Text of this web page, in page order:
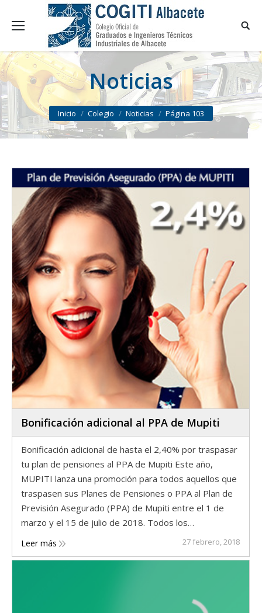
Noticias
You are here:
Inicio Colegio Noticias Página 103
Bonificación adicional al PPA de Mupiti
Bonificación adicional de hasta el 2,40% por traspasar
tu plan de pensiones al PPA de Mupiti Este año,
MUPITI lanza una promoción para todos aquellos que
traspasen sus Planes de Pensiones o PPA al Plan de
Previsión Asegurado (PPA) de Mupiti entre el 1 de
marzo y el 15 de julio de 2018. Todos los…
Leer más 27 febrero, 2018